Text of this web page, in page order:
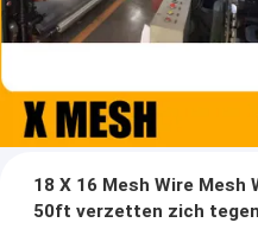
18 X 16 Mesh Wire Mesh
50ft verzetten zich